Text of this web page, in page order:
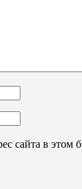
сайта в этом